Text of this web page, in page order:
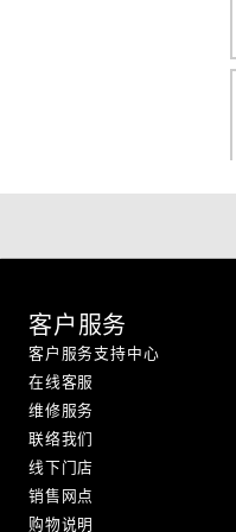
客户服务
客户服务支持中心
在线客服
维修服务
联络我们
线下门店
销售网点
购物说明